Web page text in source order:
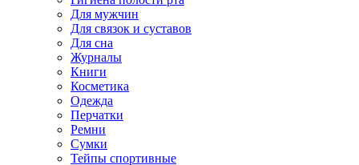
Для мужчин
Для связок и суставов
Для сна
Журналы
Книги
Косметика
Одежда
Перчатки
Ремни
Сумки
Тейпы спортивные